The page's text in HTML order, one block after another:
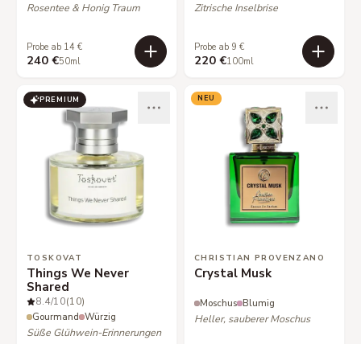
Rosentee & Honig Traum
Probe ab 14 €
240 €50ml
Zitrische Inselbrise
Probe ab 9 €
220 €100ml
PREMIUM
TOSKOVAT
Things We Never
Shared
8.4/10(10)
Gourmand Würzig
Süße Glühwein-Erinnerungen
NEU
CHRISTIAN PROVENZANO
Crystal Musk
Moschus Blumig
Heller, sauberer Moschus